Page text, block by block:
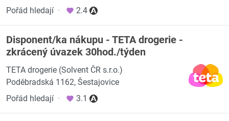
Pořád hledají · 2.4
Disponent/ka nákupu - TETA drogerie -
zkrácený úvazek 30hod./týden
TETA drogerie (Solvent ČR s.r.o.)
Poděbradská 1162, Šestajovice
Pořád hledají · 3.1